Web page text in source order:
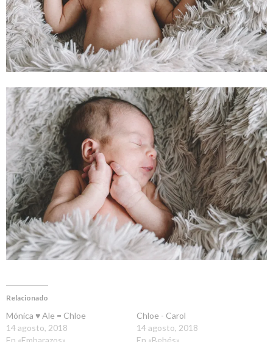
Relacionado
Mónica ♥ Ale = Chloe
14 agosto, 2018
Chloe - Carol
14 agosto, 2018